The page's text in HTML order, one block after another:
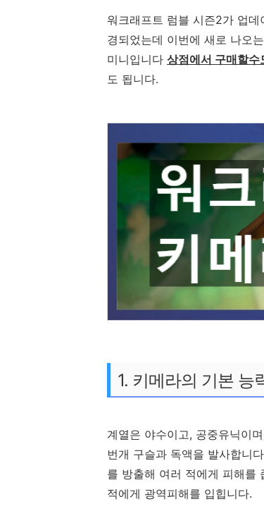
워크래프트 럼블 시즌2가 업
경되었는데 이번에 새로 나오
미니입니다 상점에서 구매할수
도 됩니다.
1. 키메라의 기본 능
계열은 야수이고, 공중유닉이
번개 구슬과 독액을 발사합니
를 방출해 여러 적에게 피해를
적에게 광역피해를 입힙니다.